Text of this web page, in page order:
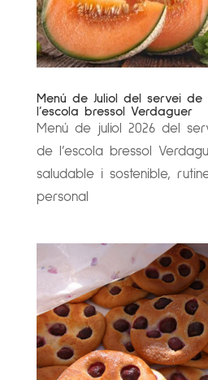
Menú de Juliol del servei
l’escola bressol Verdaguer
Menú de juliol 2026 del
de l’escola bressol
saludable i sostenible,
personal